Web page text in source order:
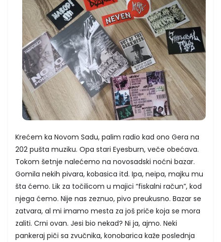
Krećem ka Novom Sadu, palim radio kad ono Gera na
202 pušta muziku. Opa stari Eyesburn, veče obećava.
Tokom šetnje nalećemo na novosadski noćni bazar.
Gomila nekih pivara, kobasica itd. Ipa, neipa, majku mu
šta ćemo. Lik za točilicom u majici “fiskalni račun”, kod
njega ćemo. Nije nas zeznuo, pivo preukusno. Bazar se
zatvara, al mi imamo mesta za još priče koja se mora
zaliti. Crni ovan. Jesi bio nekad? Ni ja, ajmo. Neki
pankeraj piči sa zvučnika, konobarica kaže poslednja